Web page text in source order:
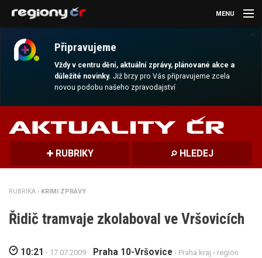
Připravujeme
Vždy v centru dění, aktuální zprávy, plánované akce a
důležité novinky.Již brzy pro Vás připravujeme zcela
novou podobu našeho zpravodajství
MENU
AKTUALITY
MAGAZÍN
DALŠÍ
REGION
RUBRIKY HLEDEJ
RUBRIKA › KRIMI ZPRÁVY
Řidič tramvaje zkolaboval ve Vršovicích
10:21 - 17.07.2009 Praha 10-Vršovice › Praha kraj › region